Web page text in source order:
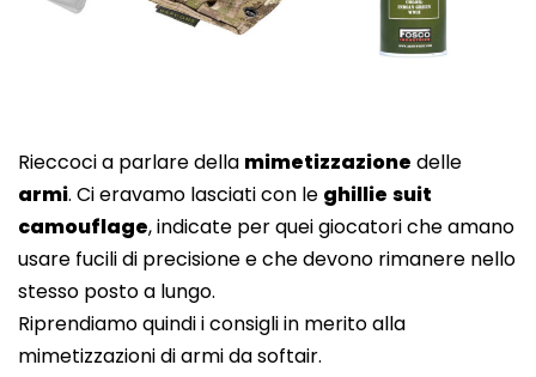
Rieccoci a parlare della mimetizzazione delle
armi. Ci eravamo lasciati con le ghillie suit
camouflage, indicate per quei giocatori che amano
usare fucili di precisione e che devono rimanere nello
stesso posto a lungo.
Riprendiamo quindi i consigli in merito alla
mimetizzazioni di armi da softair.